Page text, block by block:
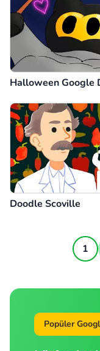
Halloween Google
Doodle Scoville
1
Popüler